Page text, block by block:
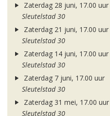
Zaterdag 28 juni, 17.00 uur
Sleutelstad 30
Zaterdag 21 juni, 17.00 uur
Sleutelstad 30
Zaterdag 14 juni, 17.00 uur
Sleutelstad 30
Zaterdag 7 juni, 17.00 uur
Sleutelstad 30
Zaterdag 31 mei, 17.00 uur
Sleutelstad 30